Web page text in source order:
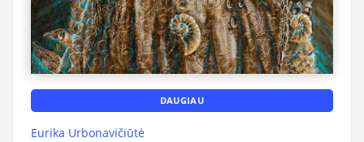
DAUGIAU
Eurika Urbonavičiūtė